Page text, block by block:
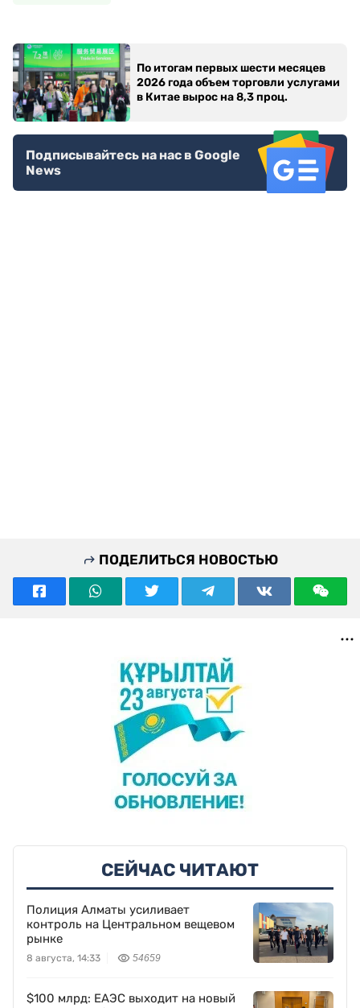
По итогам первых шести месяцев
2026 года объем торговли услугами
в Китае вырос на 8,3 проц.
Подписывайтесь на нас в Google
News
ПОДЕЛИТЬСЯ НОВОСТЬЮ
СЕЙЧАС ЧИТАЮТ
Полиция Алматы усиливает
контроль на Центральном вещевом
рынке
8 августа, 14:33 54659
$100 млрд: ЕАЭС выходит на новый